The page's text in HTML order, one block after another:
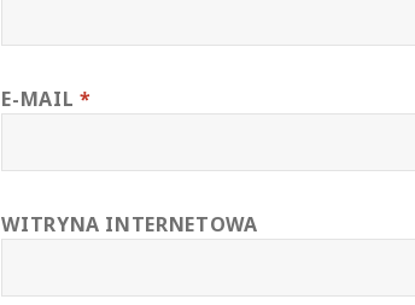
E-MAIL *
WITRYNA INTERNETOWA